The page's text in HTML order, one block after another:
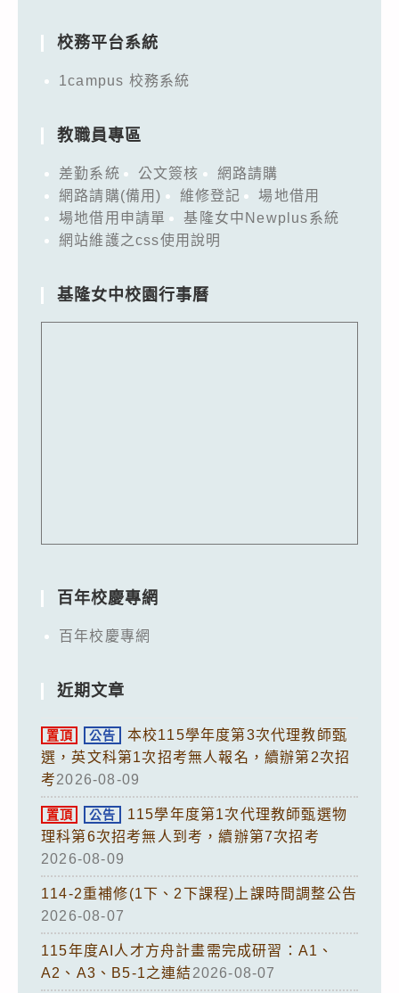
校務平台系統
1campus 校務系統
教職員專區
差勤系統 公文簽核
網路請購
網路請購(備用)
維修登記
場地借用
場地借用申請單
基隆女中Newplus系統
網站維護之css使用說明
基隆女中校園行事曆
百年校慶專網
百年校慶專網
近期文章
置頂 公告
本校115學年度第3次代理教師甄
選，英文科第1次招考無人報名，續辦第2次招
考2026-08-09
置頂 公告
115學年度第1次代理教師甄選物
理科第6次招考無人到考，續辦第7次招考
2026-08-09
114-2重補修(1下、2下課程)上課時間調整公告
2026-08-07
115年度AI人才方舟計畫需完成研習：A1、
A2、A3、B5-1之連結2026-08-07